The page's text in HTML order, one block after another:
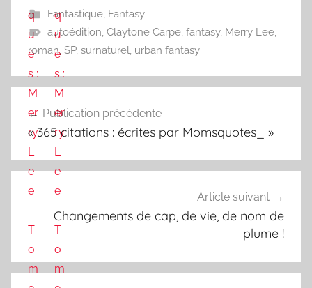
Fantastique, Fantasy
autoédition Claytone Carpe, fantasy, Merry Lee,
roman, SP, surnaturel urban fantasy
Navigation
de
l’article
Publication précédente
« 365 citations : écrites par Momsquotes_ »
Article suivant
Changements de cap, de vie, de nom de
plume !